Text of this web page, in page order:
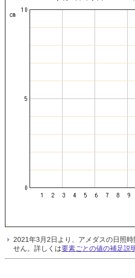
2021年3月2日より、アメダスの日照
せん。詳しくは要素ごとの値の補足説